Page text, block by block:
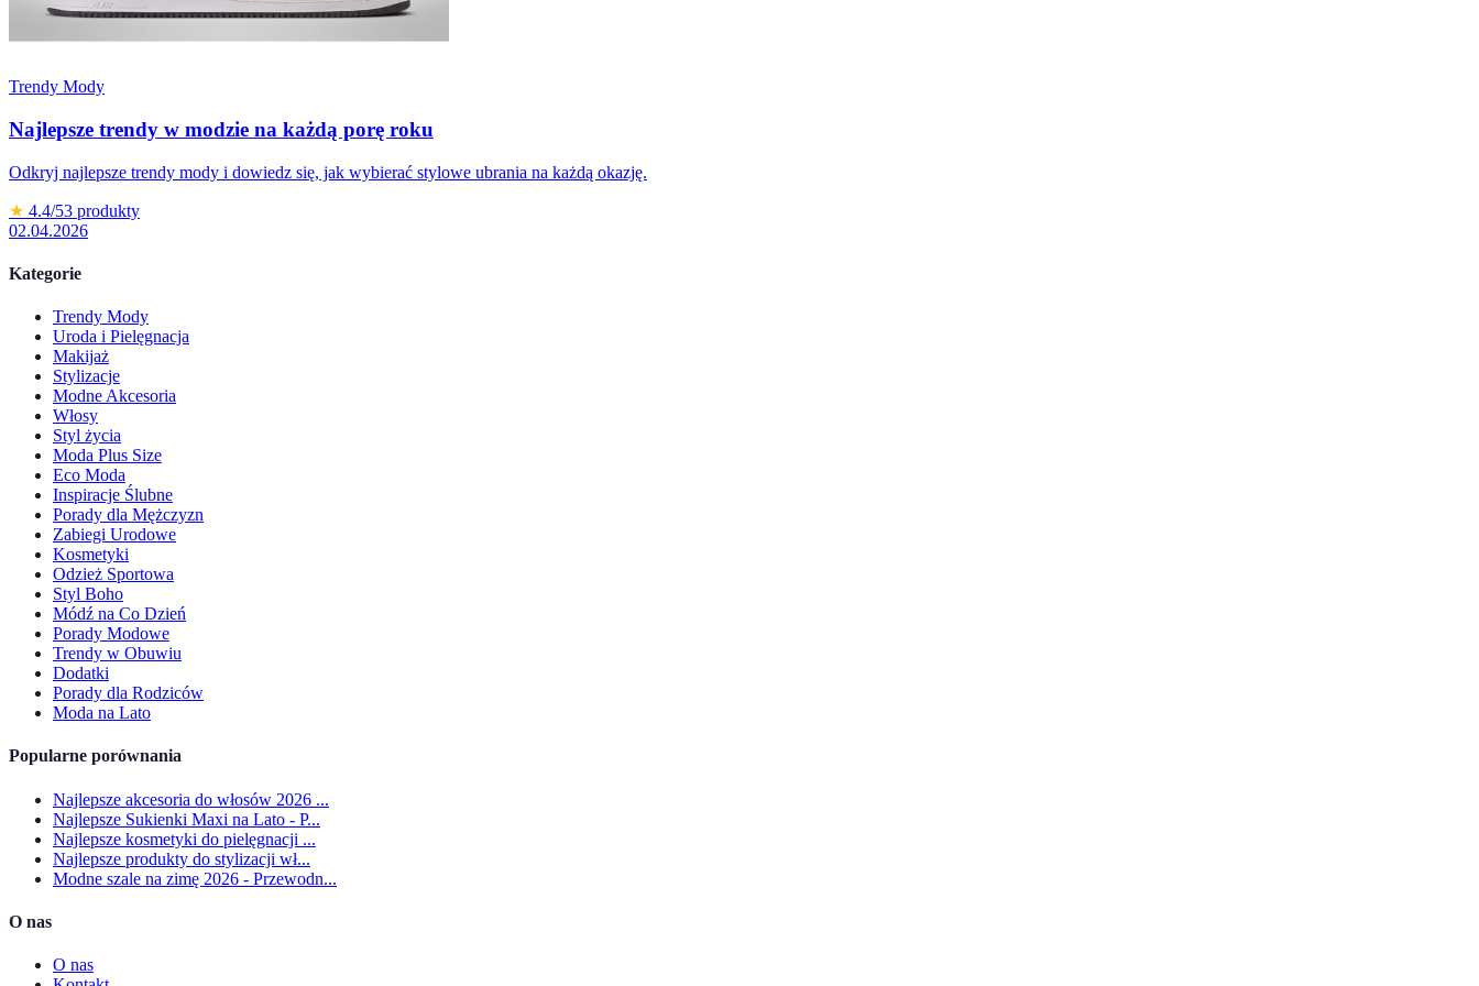
Trendy Mody
Najlepsze trendy w modzie na każdą porę roku
Odkryj najlepsze trendy mody i dowiedz się, jak wybierać stylowe ubrania na każdą okazję.
★ 4.4/53 produkty
02.04.2026
Kategorie
Trendy Mody
Uroda i Pielęgnacja
Makijaż
Stylizacje
Modne Akcesoria
Włosy
Styl życia
Moda Plus Size
Eco Moda
Inspiracje Ślubne
Porady dla Mężczyzn
Zabiegi Urodowe
Kosmetyki
Odzież Sportowa
Styl Boho
Módź na Co Dzień
Porady Modowe
Trendy w Obuwiu
Dodatki
Porady dla Rodziców
Moda na Lato
Popularne porównania
Najlepsze akcesoria do włosów 2026 ...
Najlepsze Sukienki Maxi na Lato - P...
Najlepsze kosmetyki do pielęgnacji ...
Najlepsze produkty do stylizacji wł...
Modne szale na zimę 2026 - Przewodn...
O nas
O nas